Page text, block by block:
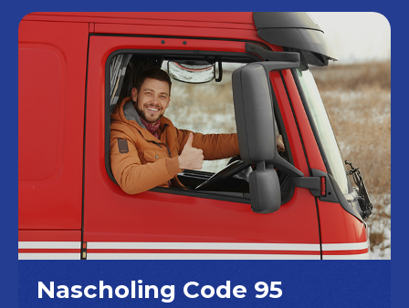
Nascholing Code 95